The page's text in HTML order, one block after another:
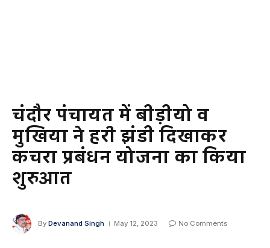
चंदौर पंचायत में बीड़ीयो व
मुखिया ने हरी झंडी दिखाकर
कचरा प्रबंधन योजना का किया
शुरुआत
By Devanand Singh May 12, 2023 No Comments